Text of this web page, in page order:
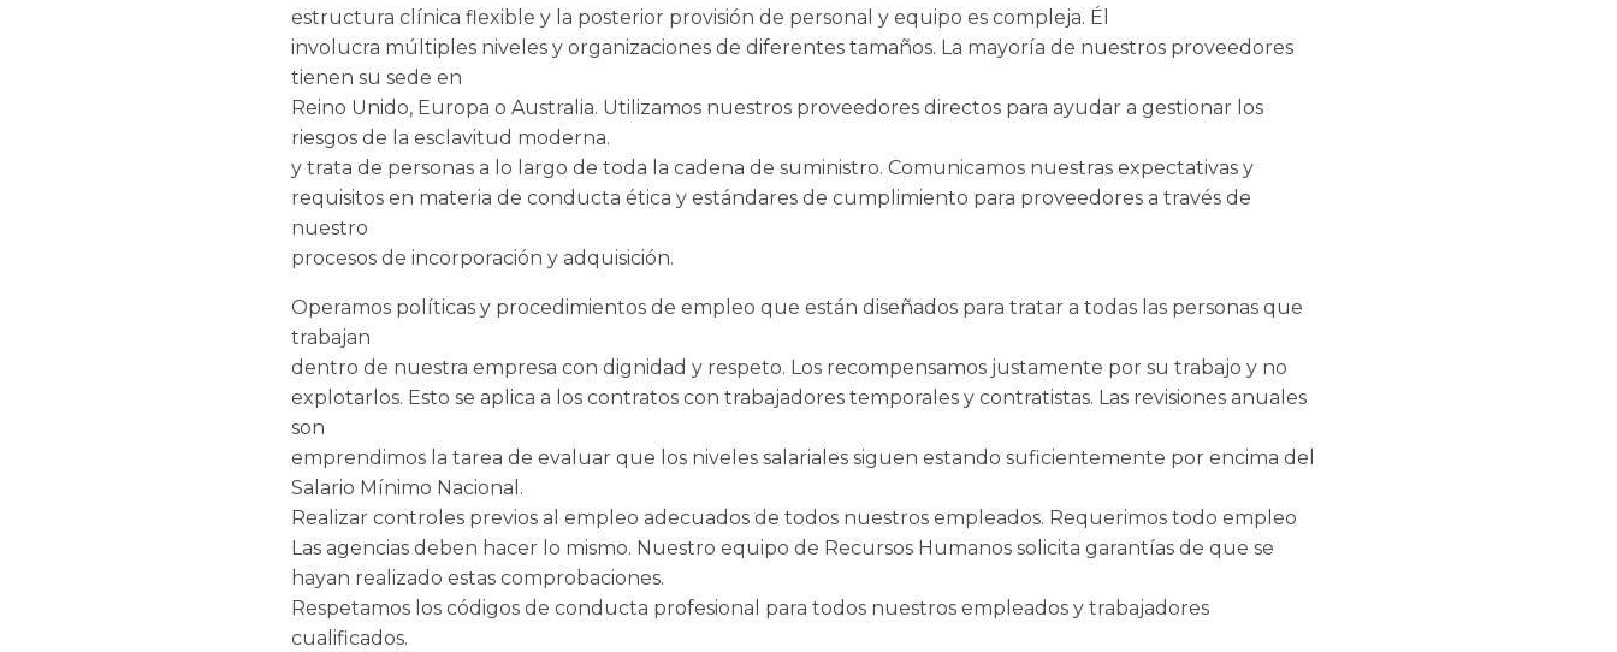
estructura clínica flexible y la posterior provisión de personal y equipo es compleja. Él
involucra múltiples niveles y organizaciones de diferentes tamaños. La mayoría de nuestros proveedores
tienen su sede en
Reino Unido, Europa o Australia. Utilizamos nuestros proveedores directos para ayudar a gestionar los
riesgos de la esclavitud moderna.
y trata de personas a lo largo de toda la cadena de suministro. Comunicamos nuestras expectativas y
requisitos en materia de conducta ética y estándares de cumplimiento para proveedores a través de
nuestro
procesos de incorporación y adquisición.
Operamos políticas y procedimientos de empleo que están diseñados para tratar a todas las personas que
trabajan
dentro de nuestra empresa con dignidad y respeto. Los recompensamos justamente por su trabajo y no
explotarlos. Esto se aplica a los contratos con trabajadores temporales y contratistas. Las revisiones anuales
son
emprendimos la tarea de evaluar que los niveles salariales siguen estando suficientemente por encima del
Salario Mínimo Nacional.
Realizar controles previos al empleo adecuados de todos nuestros empleados. Requerimos todo empleo
Las agencias deben hacer lo mismo. Nuestro equipo de Recursos Humanos solicita garantías de que se
hayan realizado estas comprobaciones.
Respetamos los códigos de conducta profesional para todos nuestros empleados y trabajadores
cualificados.